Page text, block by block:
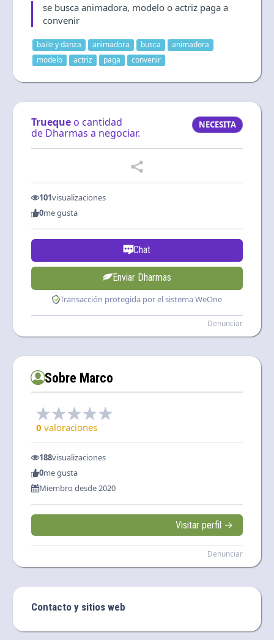
Language and currency
EN|USD
se busca animadora, modelo o actriz paga a
convenir
baile y danza animadora busca
animadora
modelo
actriz paga convenir
Truequeo cantidad
de Dharmas a negociar.
NECESITA
101visualizaciones
0me gusta
Chat
Enviar Dharmas
Transacción protegida por el sistema WeOne
Denunciar
Sobre Marco
0 valoraciones
188visualizaciones
0me gusta
Miembro desde 2020
Visitar perfil →
Denunciar
Contacto y sitios web